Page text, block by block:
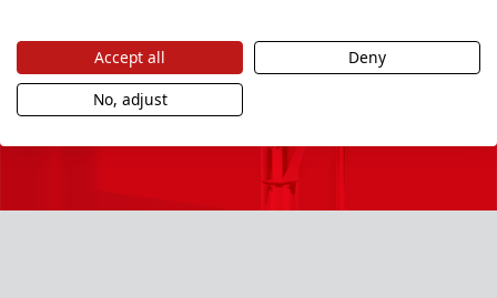
Newsletter
Chcesz być na bieżąco i dostawać najciekawsze
promocje, zapisz się do naszego newslettera.
Accept all
Deny
No, adjust